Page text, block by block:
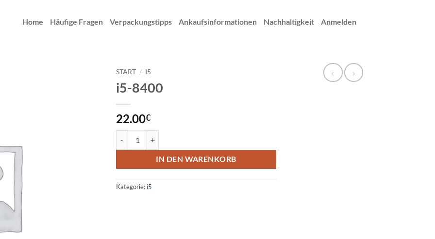
Home Häufige Fragen Verpackungstipps Ankaufsinformationen Nachhaltigkeit Anmelden
START / I5
i5-8400
22.00€
IN DEN WARENKORB
Kategorie: i5